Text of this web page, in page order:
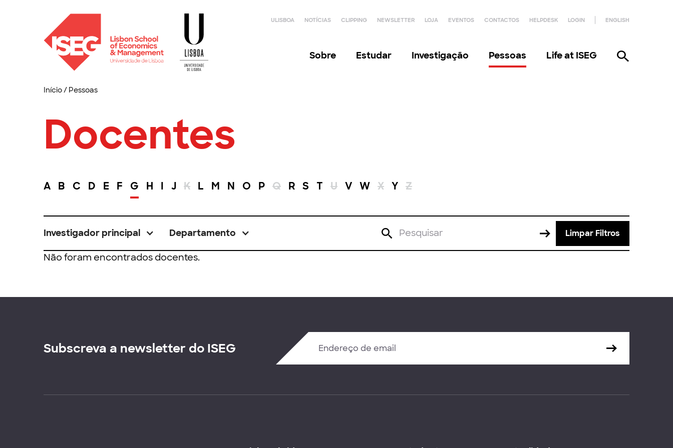
ULISBOA NOTÍCIAS CLIPPING NEWSLETTER LOJA EVENTOS CONTACTOS HELPDESK LOGIN ENGLISH
Sobre Estudar Investigação Pessoas Life at ISEG
Início/ Pessoas
Docentes
A B C D E F G H I J K L M N O P Q R S T U V W X Y Z
Investigador principal Departamento Limpar Filtros
Não foram encontrados docentes.
Subscreva a newsletter do ISEG